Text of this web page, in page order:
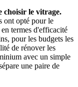
choisir le vitrage.
ont opté pour le
termes d'efficacité
pour les budgets les
de rénover les
avec un simple
une paire de